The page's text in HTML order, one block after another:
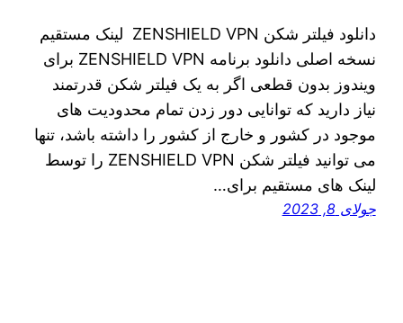
دانلود فیلتر شکن ZENSHIELD VPN لینک مستقیم
نسخه اصلی دانلود برنامه ZENSHIELD VPN برای
ویندوز بدون قطعی اگر به یک فیلتر شکن قدرتمند
نیاز دارید که توانایی دور زدن تمام محدودیت‌ های
موجود در کشور و خارج از کشور را داشته باشد، تنها
می‌ توانید فیلتر شکن ZENSHIELD VPN را توسط
لینک‌ های مستقیم برای…
جولای 8, 2023